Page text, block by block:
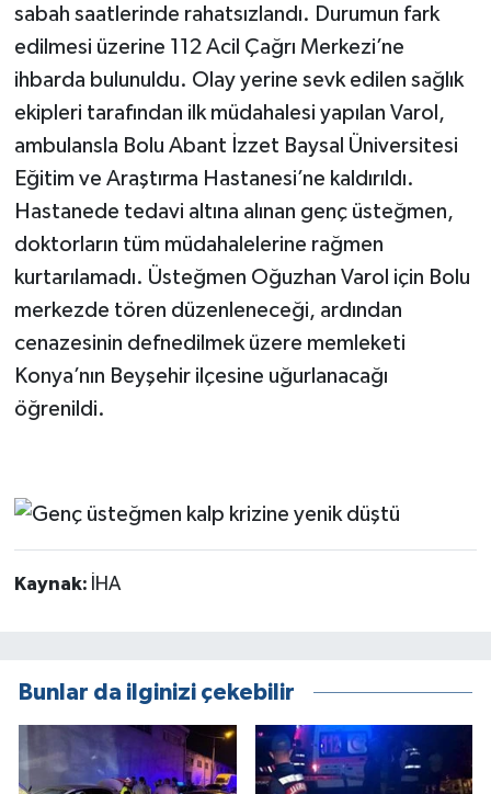
sabah saatlerinde rahatsızlandı. Durumun fark
edilmesi üzerine 112 Acil Çağrı Merkezi’ne
ihbarda bulunuldu. Olay yerine sevk edilen sağlık
ekipleri tarafından ilk müdahalesi yapılan Varol,
ambulansla Bolu Abant İzzet Baysal Üniversitesi
Eğitim ve Araştırma Hastanesi’ne kaldırıldı.
Hastanede tedavi altına alınan genç üsteğmen,
doktorların tüm müdahalelerine rağmen
kurtarılamadı. Üsteğmen Oğuzhan Varol için Bolu
merkezde tören düzenleneceği, ardından
cenazesinin defnedilmek üzere memleketi
Konya’nın Beyşehir ilçesine uğurlanacağı
öğrenildi.
Kaynak: İHA
Bunlar da ilginizi çekebilir